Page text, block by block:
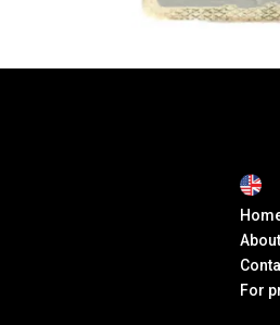
For